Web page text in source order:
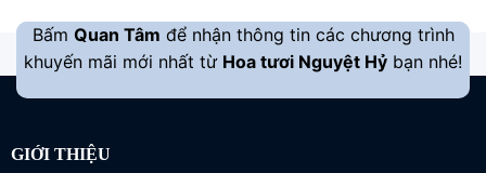
Bấm Quan Tâm để nhận thông tin các chương trình
khuyến mãi mới nhất từ Hoa tươi Nguyệt Hỷ bạn nhé!
GIỚI THIỆU